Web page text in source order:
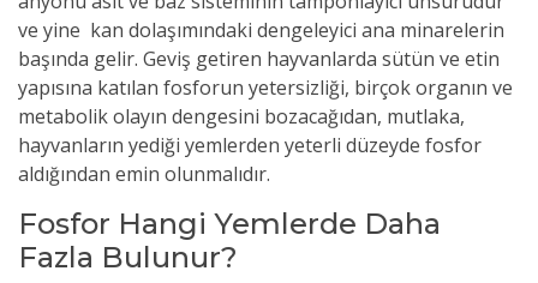
ve yine kan dolaşımındaki dengeleyici ana minarelerin
başında gelir. Geviş getiren hayvanlarda sütün ve etin
yapısına katılan fosforun yetersizliği, birçok organın ve
metabolik olayın dengesini bozacağıdan, mutlaka,
hayvanların yediği yemlerden yeterli düzeyde fosfor
aldığından emin olunmalıdır.
Fosfor Hangi Yemlerde Daha
Fazla Bulunur?